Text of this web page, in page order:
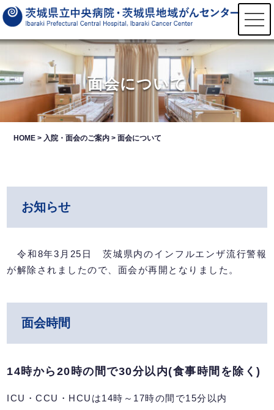
t
o
g
g
n
a
g
a
面会について
HOME > 入院・面会のご案内 >面会について
お知らせ
令和8年3月25日 茨城県内のインフルエンザ流行警報
が解除されましたので、面会が再開となりました。
面会時間
14時から20時の間で30分以内(食事時間を除く)
ICU・CCU・HCUは14時～17時の間で15分以内